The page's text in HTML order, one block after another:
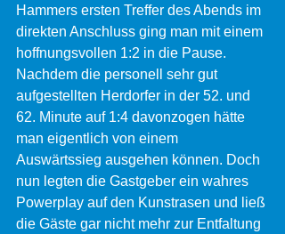
Hammers ersten Treffer des Abends im
direkten Anschluss ging man mit einem
hoffnungsvollen 1:2 in die Pause.
Nachdem die personell sehr gut
aufgestellten Herdorfer in der 52. und
62. Minute auf 1:4 davonzogen hätte
man eigentlich von einem
Auswärtssieg ausgehen können. Doch
nun legten die Gastgeber ein wahres
Powerplay auf den Kunstrasen und ließ
die Gäste gar nicht mehr zur Entfaltung